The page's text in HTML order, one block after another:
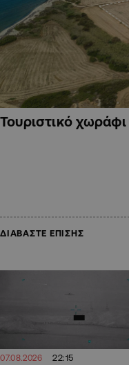
Τουριστικό
ΔΙΑΒΑΣΤΕ ΕΠΙΣΗΣ
07.08.2026 22:15